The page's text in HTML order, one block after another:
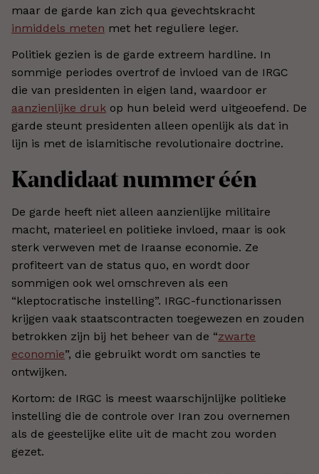
maar de garde kan zich qua gevechtskracht
inmiddels meten met het reguliere leger.
Politiek gezien is de garde extreem hardline. In
sommige periodes overtrof de invloed van de IRGC
die van presidenten in eigen land, waardoor er
aanzienlijke druk op hun beleid werd uitgeoefend. De
garde steunt presidenten alleen openlijk als dat in
lijn is met de islamitische revolutionaire doctrine.
Kandidaat nummer één
De garde heeft niet alleen aanzienlijke militaire
macht, materieel en politieke invloed, maar is ook
sterk verweven met de Iraanse economie. Ze
profiteert van de status quo, en wordt door
sommigen ook wel omschreven als een
“kleptocratische instelling”. IRGC-functionarissen
krijgen vaak staatscontracten toegewezen en zouden
betrokken zijn bij het beheer van de “zwarte
economie”, die gebruikt wordt om sancties te
ontwijken.
Kortom: de IRGC is meest waarschijnlijke politieke
instelling die de controle over Iran zou overnemen
als de geestelijke elite uit de macht zou worden
gezet.